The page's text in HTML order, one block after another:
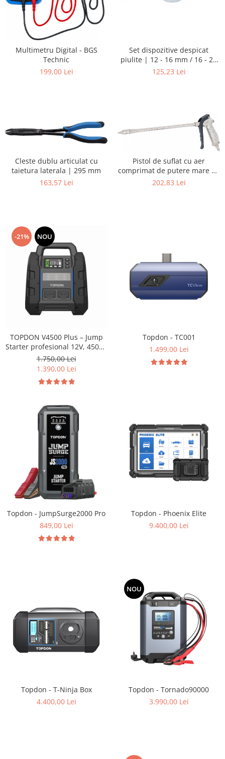
Multimetru Digital - BGS
Technic
199,00 Lei
Set dispozitive despicat
piulite | 12 - 16 mm / 16 - 22
mm | 2 piese
125,23 Lei
Cleste dublu articulat cu
taietura laterala | 295 mm
163,57 Lei
Pistol de suflat cu aer
comprimat de putere mare cu
duza Venturi | 290 mm
202,83 Lei
-21% NOU
TOPDON V4500 Plus – Jump
Starter profesional 12V, 4500A
cu Powerbank și lanternă LED
1.750,00 Lei
1.390,00 Lei
Topdon - TC001
1.499,00 Lei
Topdon - JumpSurge2000 Pro
849,00 Lei
Topdon - Phoenix Elite
9.400,00 Lei
Topdon - T-Ninja Box
4.400,00 Lei
NOU
Topdon - Tornado90000
3.990,00 Lei